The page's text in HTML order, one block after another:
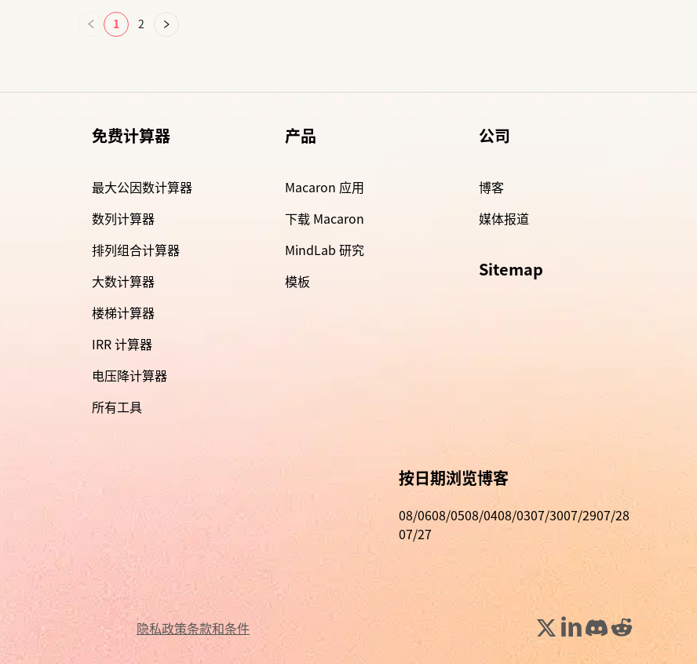
1 2
免费计算器
最大公因数计算器
数列计算器
排列组合计算器
大数计算器
楼梯计算器
IRR 计算器
电压降计算器
所有工具
产品
Macaron 应用
下载 Macaron
MindLab 研究
模板
公司
博客
媒体报道
Sitemap
按日期浏览博客
08/0608/0508/0408/0307/3007/2907/28
07/27
隐私政策条款和条件